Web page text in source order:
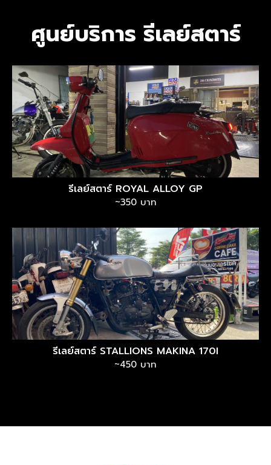
ศูนย์บริการ รีเลย์สตาร์
รีเลย์สตาร์ ROYAL ALLOY GP
~350 บาท
รีเลย์สตาร์ STALLIONS MAKINA 170I
~450 บาท